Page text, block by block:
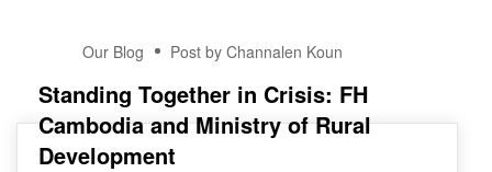
20
Our Blog Post by Channalen Koun
Standing Together in Crisis: FH
Cambodia and Ministry of Rural
Development